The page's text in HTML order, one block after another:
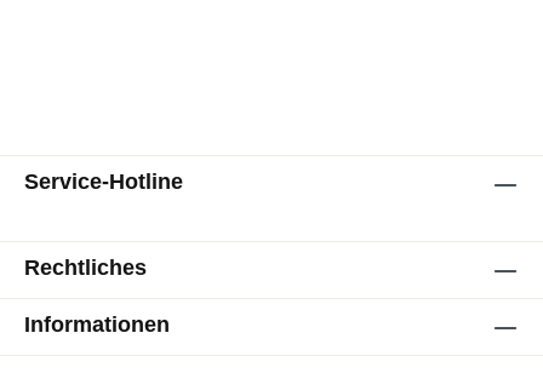
Service-Hotline
Rechtliches
Informationen